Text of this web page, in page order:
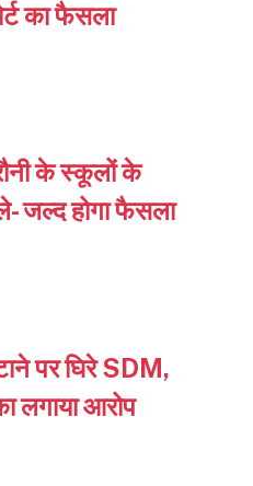
का फैसला
के स्कूलों के
जल्द होगा फैसला
पर घिरे SDM,
लगाया आरोप